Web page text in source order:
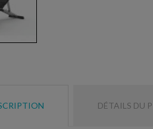
DÉTAILS DU